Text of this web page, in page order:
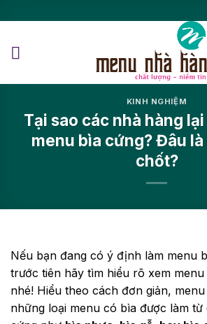
KINH NGHIỆM
Tại sao các nhà hàng
menu bìa cứng? Đâu
chốt?
Nếu bạn đang có ý định làm menu
trước tiên hãy tìm hiểu rõ xem
nhé! Hiểu theo cách đơn giản,
những loại menu có bìa được làm từ